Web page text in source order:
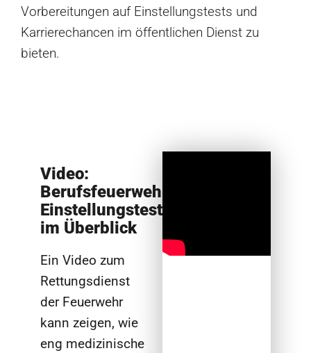
Vorbereitungen auf Einstellungstests und
Karrierechancen im öffentlichen Dienst zu
bieten.
Video:
Berufsfeuerwehr
Einstellungstest
im Überblick
Ein Video zum
Rettungsdienst
der Feuerwehr
kann zeigen, wie
eng medizinische